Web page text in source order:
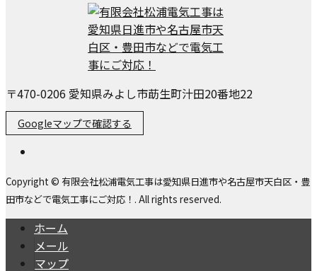
〒470-0206 愛知県みよし市莇生町汁田20番地22
Googleマップで確認する
Copyright © 有限会社松浦電気工事は愛知県日進市や名古屋市天白区・豊
田市などで電気工事にご対応！. All rights reserved.
ホーム
メール
マップ